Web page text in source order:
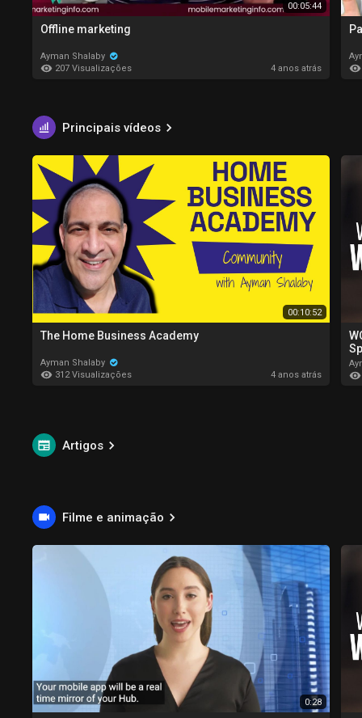
00:05:44
Offline marketing
Ayman Shalaby
207 Visualizações
4 anos atrás
Principais vídeos
00:10:52
The Home Business Academy
Ayman Shalaby
312 Visualizações
4 anos atrás
Artigos
Filme e animação
0:28